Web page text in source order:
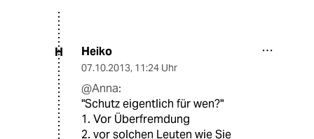
H Heiko
07.10.2013, 11:24 Uhr
@Anna:
"Schutz eigentlich für wen?"
1. Vor Überfremdung
2. vor solchen Leuten wie Sie